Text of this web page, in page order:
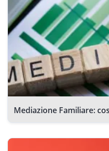
Mediazione Familiare: